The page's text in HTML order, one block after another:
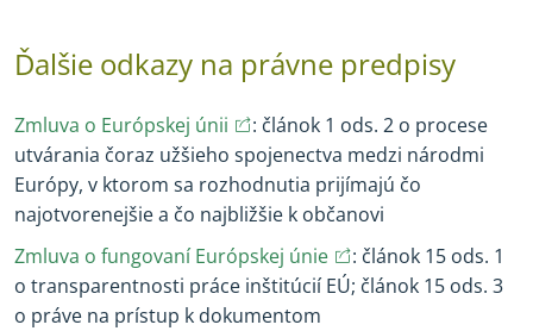
Ďalšie odkazy na právne predpisy
Zmluva o Európskej únii (opens in new window)
(opens in new window)
: článok 1 ods. 2 o procese
utvárania čoraz užšieho spojenectva medzi národmi
Európy, v ktorom sa rozhodnutia prijímajú čo
najotvorenejšie a čo najbližšie k občanovi
Zmluva o fungovaní Európskej únie(opens in new window)
(opens in new
: článok 15 ods. 1
o transparentnosti práce inštitúcií EÚ; článok 15 ods. 3
o práve na prístup k dokumentom